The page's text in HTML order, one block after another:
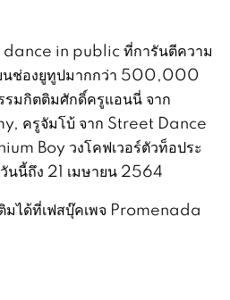
in public ที่การันตีความ
บนช่องยูทูปมากกว่า 500,000
มกิตติมศักดิ์ครูแอนนี่ จาก
ครูจัมโบ้ จาก Street Dance
Boy วงโคฟเวอร์ตัวท็อประ
นนี้ถึง 21 เมษายน 2564
มได้ที่เฟสบุ๊คเพจ Promenada